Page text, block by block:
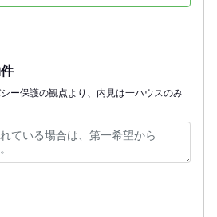
ー保護の観点より、内見は一ハウスのみ